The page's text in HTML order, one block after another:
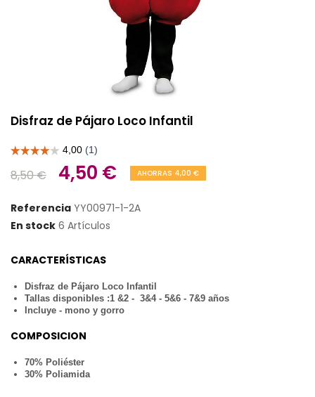
Disfraz de Pájaro Loco Infantil
8,50 € 4,50 € AHORRAS 4,00 €
Referencia YY00971-1-2A
En stock 6 Artículos
CARACTERÍSTICAS
Disfraz de Pájaro Loco Infantil
Tallas disponibles :1 &2 - 3&4 - 5&6 - 7&9 años
Incluye - mono y gorro
COMPOSICION
70% Poliéster
30% Poliamida